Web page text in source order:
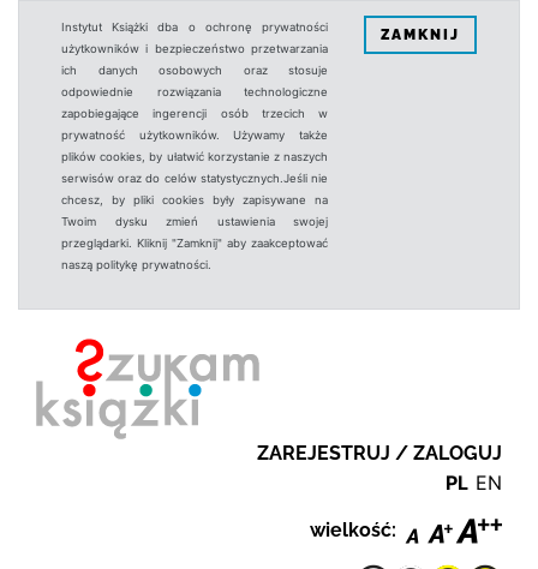
Instytut Książki dba o ochronę prywatności
użytkowników i bezpieczeństwo przetwarzania
ich danych osobowych oraz stosuje
odpowiednie rozwiązania technologiczne
zapobiegające ingerencji osób trzecich w
prywatność użytkowników. Używamy także
plików cookies, by ułatwić korzystanie z naszych
serwisów oraz do celów statystycznych.Jeśli nie
chcesz, by pliki cookies były zapisywane na
Twoim dysku zmień ustawienia swojej
przeglądarki. Kliknij "Zamknij" aby zaakceptować
naszą politykę prywatności.
ZAMKNIJ
ZAREJESTRUJ / ZALOGUJ
PL EN
wielkość: